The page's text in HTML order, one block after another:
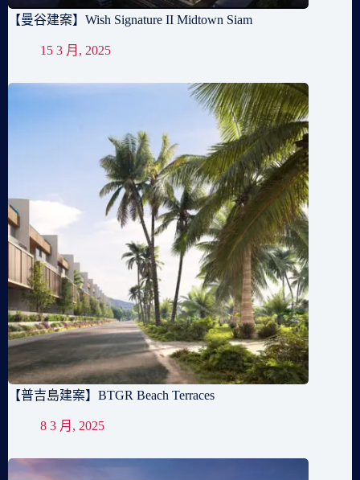
【曼谷建案】Wish Signature II Midtown Siam
15 3 月, 2025
【普吉島建案】BTGR Beach Terraces
8 3 月, 2025